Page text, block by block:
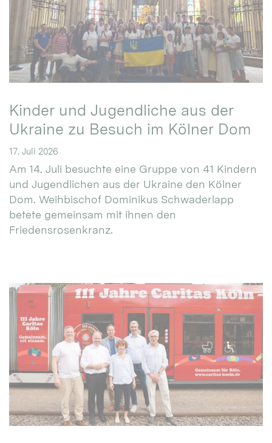
Kinder und Jugendliche aus der
Ukraine zu Besuch im Kölner Dom
17. Juli 2026
Am 14. Juli besuchte eine Gruppe von 41 Kindern
und Jugendlichen aus der Ukraine den Kölner
Dom. Weihbischof Dominikus Schwaderlapp
betete gemeinsam mit ihnen den
Friedensrosenkranz.